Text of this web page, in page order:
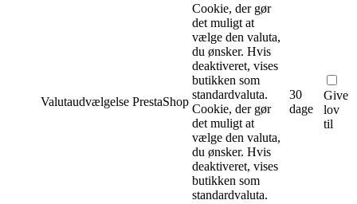
Valutaudvælgelse PrestaShop
Cookie, der gør
det muligt at
vælge den valuta,
du ønsker. Hvis
deaktiveret, vises
butikken som
standardvaluta.
Cookie, der gør
det muligt at
vælge den valuta,
du ønsker. Hvis
deaktiveret, vises
butikken som
standardvaluta.
30
dage
Give
lov
til